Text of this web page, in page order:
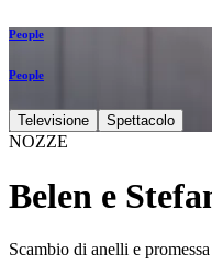
People
People
Televisione Spettacolo
NOZZE
Belen e
Scambio di anelli e